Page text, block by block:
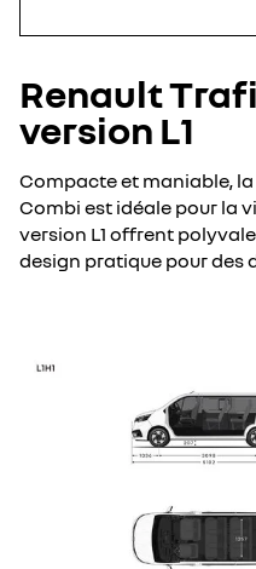
Renault
version L1
Compacte et maniable, la
Combi est idéale pour la
version L1 offrent
design pratique pour des